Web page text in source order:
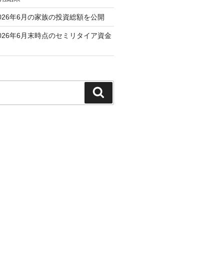
年6月の家族の投資総額を公開
年6月末時点のセミリタイア資金
索